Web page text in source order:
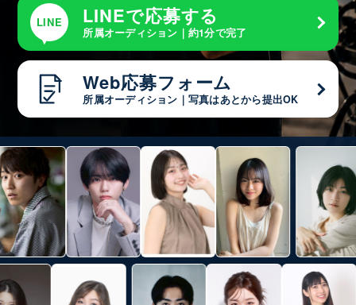
LINE LINEで応募する
所属オーディション｜約1分で完了
Web応募フォーム
所属オーディション｜写真はあとから提出OK